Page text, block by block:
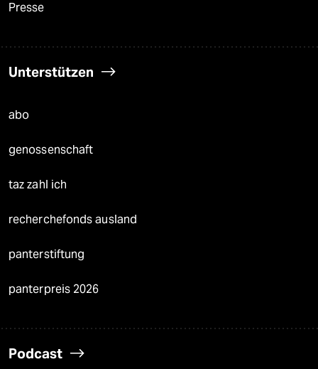
Presse
Unterstützen
abo
genossenschaft
taz zahl ich
recherchefonds ausland
panterstiftung
panterpreis 2026
Podcast